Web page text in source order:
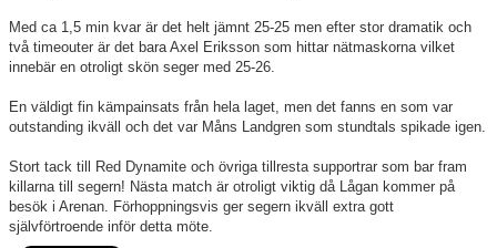
Med ca 1,5 min kvar är det helt jämnt 25-25 men efter stor dramatik och
två timeouter är det bara Axel Eriksson som hittar nätmaskorna vilket
innebär en otroligt skön seger med 25-26.
En väldigt fin kämpainsats från hela laget, men det fanns en som var
outstanding ikväll och det var Måns Landgren som stundtals spikade igen.
Stort tack till Red Dynamite och övriga tillresta supportrar som bar fram
killarna till segern! Nästa match är otroligt viktig då Lågan kommer på
besök i Arenan. Förhoppningsvis ger segern ikväll extra gott
självförtroende inför detta möte.